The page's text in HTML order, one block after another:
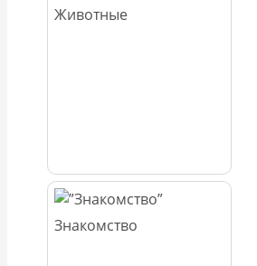
Животные
Знакомство